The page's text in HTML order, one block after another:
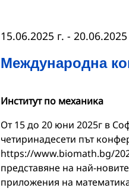
Международна
15.06.2025 г. - 20.06.2025
Институт по механика
От 15 до 20 юни 2025г в
четиринадесети път
https://www.biomath.bg/
представяне на най-
приложения на